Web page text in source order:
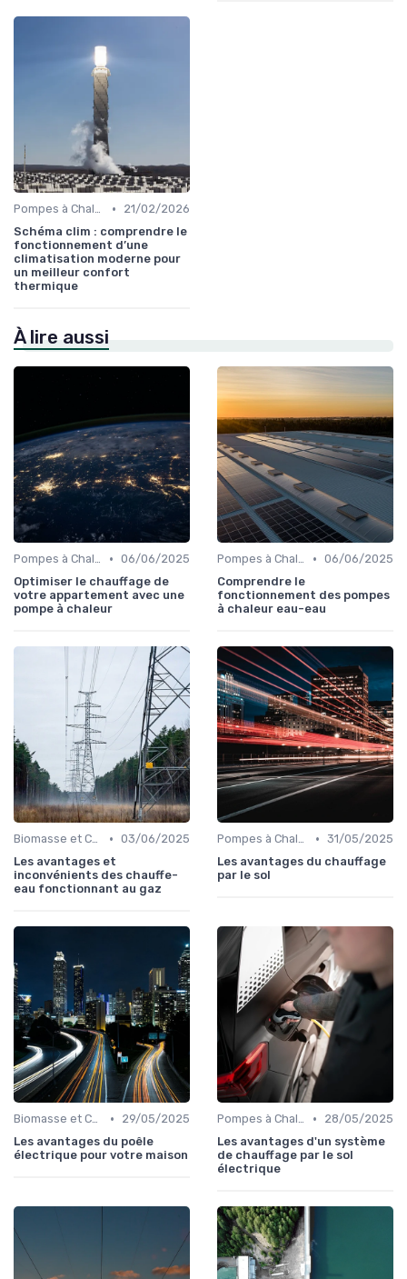
Pompes à Chaleur et Géothermie •
21/02/2026
Schéma clim : comprendre le
fonctionnement d’une
climatisation moderne pour
un meilleur confort
thermique
À lire aussi
Pompes à Chaleur et Géothermie • 06/06/2025
Optimiser le chauffage de
votre appartement avec une
pompe à chaleur
Pompes à Chaleur et Géothermie • 06/06/2025
Comprendre le
fonctionnement des pompes
à chaleur eau-eau
Biomasse et Chauffage Écologique • 03/06/2025
Les avantages et
inconvénients des chauffe-
eau fonctionnant au gaz
Pompes à Chaleur et Géothermie • 31/05/2025
Les avantages du chauffage
par le sol
Biomasse et Chauffage Écologique •
29/05/2025
Les avantages du poêle
électrique pour votre maison
Pompes à Chaleur et Géothermie •
28/05/2025
Les avantages d'un système
de chauffage par le sol
électrique